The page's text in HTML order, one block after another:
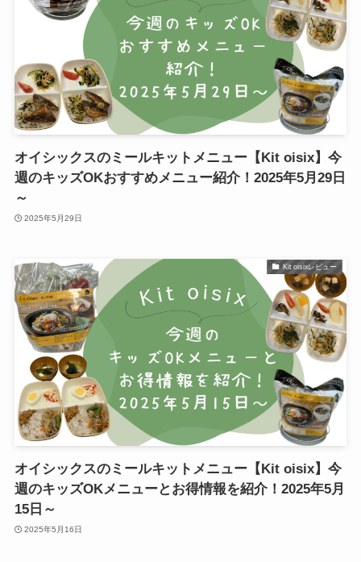
オイシックスのミールキットメニュー【Kit oisix】今
週のキッズOKおすすめメニュー紹介！2025年5月29日
～
2025年5月29日
Kit oisixレビュー
オイシックスのミールキットメニュー【Kit oisix】今
週のキッズOKメニューとお得情報を紹介！2025年5月
15日～
2025年5月16日